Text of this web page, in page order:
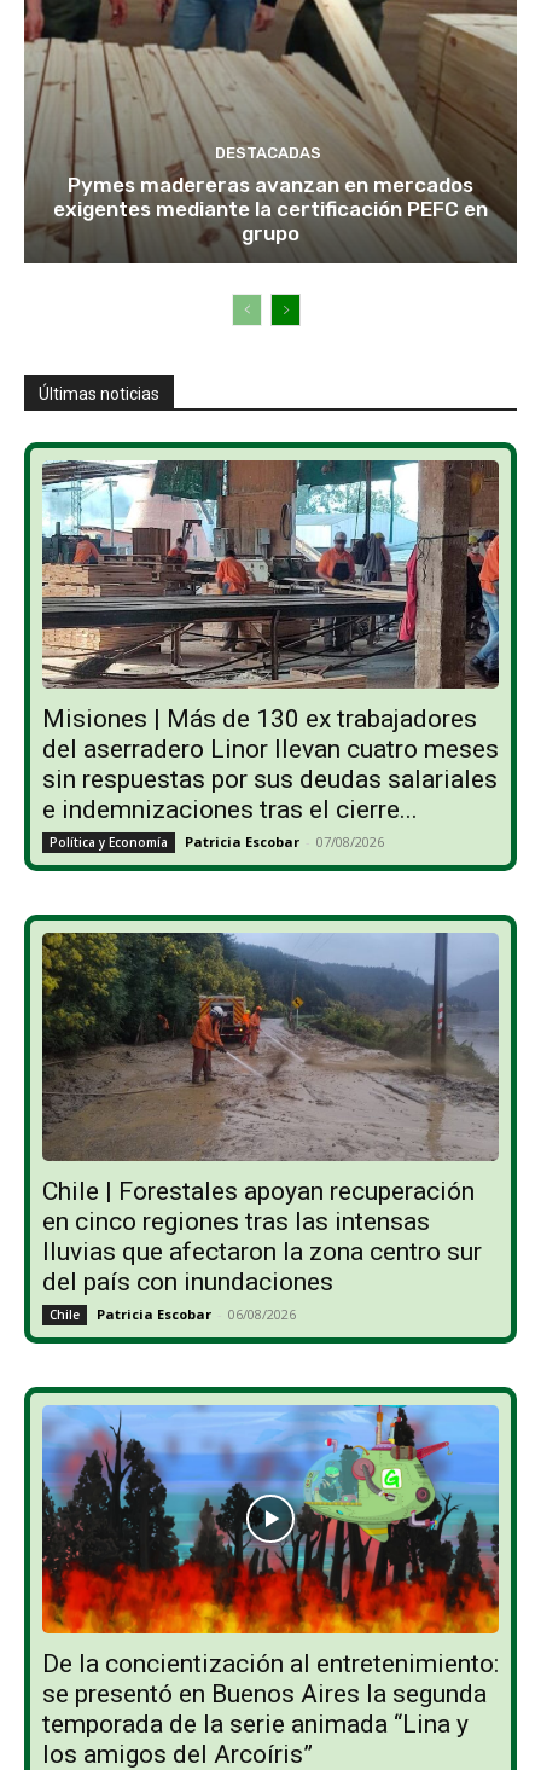
DESTACADAS
Pymes madereras avanzan en mercados
exigentes mediante la certificación PEFC en
grupo
Últimas noticias
Misiones | Más de 130 ex trabajadores
del aserradero Linor llevan cuatro meses
sin respuestas por sus deudas salariales
e indemnizaciones tras el cierre...
Política y Economía Patricia Escobar - 07/08/2026
Chile | Forestales apoyan recuperación
en cinco regiones tras las intensas
lluvias que afectaron la zona centro sur
del país con inundaciones
Chile Patricia Escobar - 06/08/2026
De la concientización al entretenimiento:
se presentó en Buenos Aires la segunda
temporada de la serie animada “Lina y
los amigos del Arcoíris”